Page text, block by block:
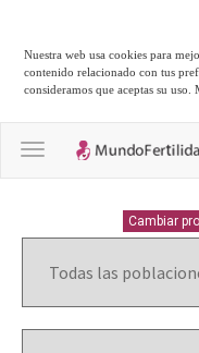
Nuestra web usa cookies para
contenido relacionado con tus
consideramos que aceptas su uso.
Toggle navigation
Cambiar